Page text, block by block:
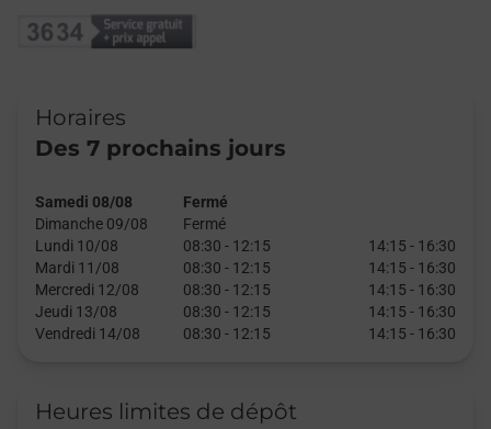
Horaires
Des 7 prochains jours
Samedi 08/08
Fermé
Dimanche 09/08
Fermé
Lundi 10/08
08:30 - 12:15 14:15 - 16:30
Mardi 11/08
08:30 - 12:15 14:15 - 16:30
Mercredi 12/08
08:30 - 12:15 14:15 - 16:30
Jeudi 13/08
08:30 - 12:15 14:15 - 16:30
Vendredi 14/08
08:30 - 12:15 14:15 - 16:30
Heures limites de dépôt